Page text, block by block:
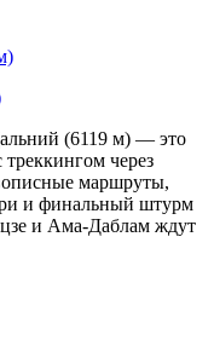
(6119 м) — это
через
маршруты,
и финальный штурм
и Ама-Даблам ждут